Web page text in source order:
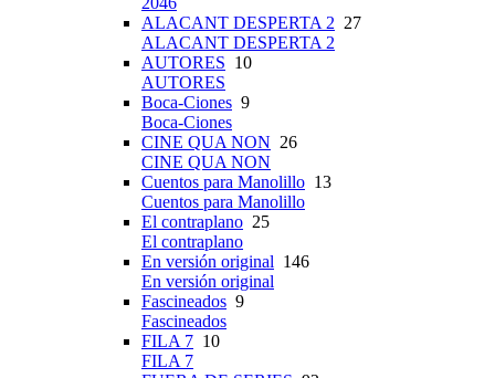
ALACANT DESPERTA 2 27
ALACANT DESPERTA 2
AUTORES 10
AUTORES
Boca-Ciones 9
Boca-Ciones
CINE QUA NON 26
CINE QUA NON
Cuentos para Manolillo 13
Cuentos para Manolillo
El contraplano 25
El contraplano
En versión original 146
En versión original
Fascineados 9
Fascineados
FILA 7 10
FILA 7